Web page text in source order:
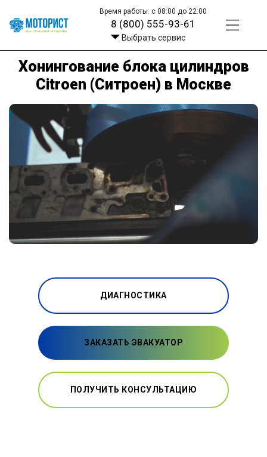
Время работы: с 08:00 до 22:00
8 (800) 555-93-61
Выбрать сервис
Хонингование блока цилиндров
Citroen (Ситроен) в Москве
ДИАГНОСТИКА
ЗАКАЗАТЬ ЭВАКУАТОР
ПОЛУЧИТЬ КОНСУЛЬТАЦИЮ